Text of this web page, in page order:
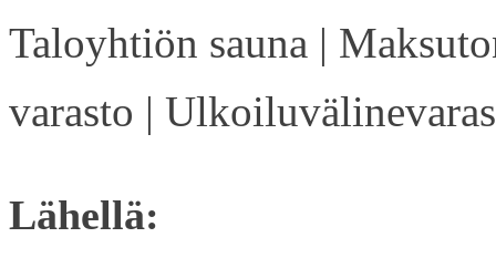
Taloyhtiön sauna |
varasto |
Lähellä: